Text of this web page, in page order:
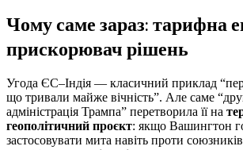
Чому саме зараз: тарифна
прискорювач рішень
Угода ЄС–Індія — класичний приклад
що тривали майже вічність”. Але саме
адміністрація Трампа” перетворила її на
геополітичний проєкт: якщо Вашингтон
застосовувати мита навіть проти